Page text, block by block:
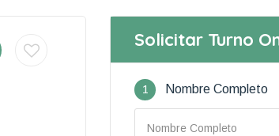
Solicitar Turno
1 Nombre Completo